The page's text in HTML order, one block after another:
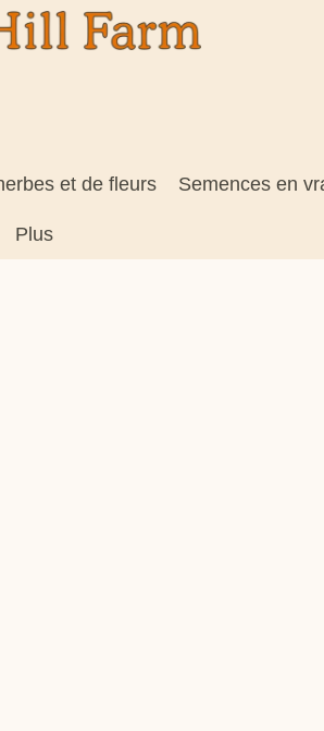
et de fleurs Semences en
Plus